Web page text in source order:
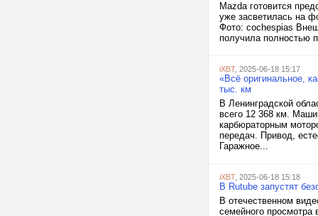
Mazda готовится
уже засветилась на
Фото: cochespias
получила полностью
iXBT, 2025-06-18 15:17
«Всё оригинальное,
тыс. км
В Ленинградской
всего 12 368 км.
карбюраторным
передач. Привод,
Гаражное...
iXBT, 2025-06-18 15:18
В Rutube запустят
В отечественном
семейного просмотра